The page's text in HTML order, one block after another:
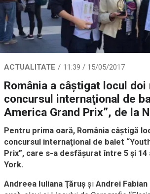
ACTUALITATE 11:39 / 15/05/2017
România a câştigat locul doi
concursul internaţional de
America Grand Prix”, de la
Pentru prima oară, România câştigă
concursul internaţional de balet
Prix”, care s-a desfăşurat între 5 şi 14
York.
Andreea Iuliana Ţăruş şi Andrei